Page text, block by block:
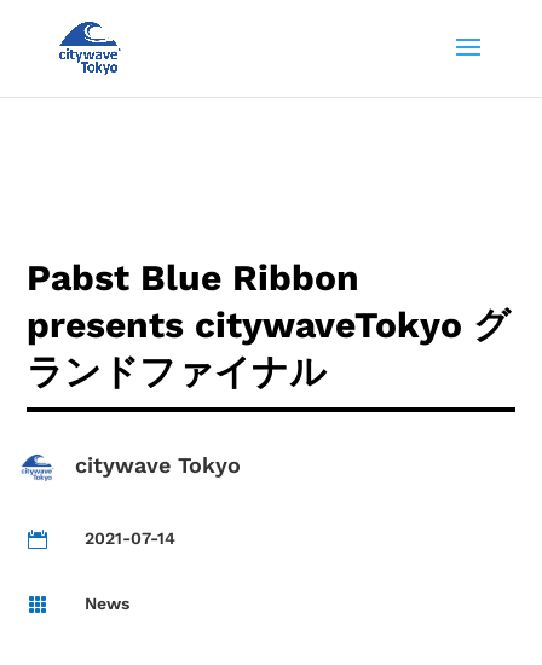
Pabst Blue Ribbon
presents citywaveTokyo グ
ランドファイナル
citywave Tokyo
 2021-07-14
 News